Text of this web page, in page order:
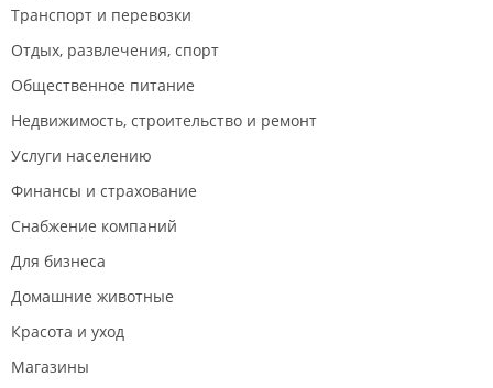
Транспорт и перевозки
Отдых, развлечения, спорт
Общественное питание
Недвижимость, строительство и ремонт
Услуги населению
Финансы и страхование
Снабжение компаний
Для бизнеса
Домашние животные
Красота и уход
Магазины